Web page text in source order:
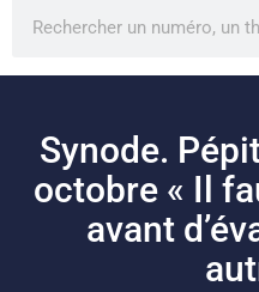
Synode.
octobre « Il
avant